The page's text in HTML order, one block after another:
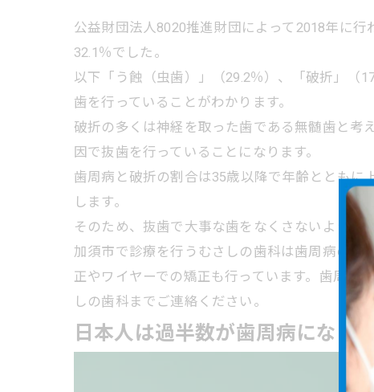
公益財団法人8020推進財団によって2018年に
32.1％でした。
以下「う蝕（虫歯）」（29.2％）、「破折」（
歯を行っていることがわかります。
破折の多くは神経を取った歯である無髄歯と考
因で抜歯を行っていることになります。
歯周病と破折の割合は35歳以降で年齢ととも
します。
そのため、抜歯で大事な歯をなくさないように
加須市で診療を行うむさしの歯科は歯周病の専
正やワイヤーでの矯正も行っています。歯周病
しの歯科までご連絡ください。
日本人は過半数が歯周病になっ